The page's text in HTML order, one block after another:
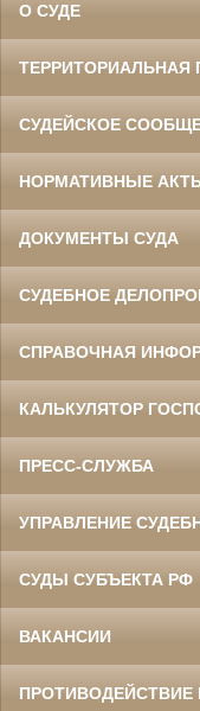
О СУДЕ
ТЕРРИТОРИАЛЬНАЯ
СУДЕЙСКОЕ
НОРМАТИВНЫЕ
ДОКУМЕНТЫ СУДА
СУДЕБНОЕ
СПРАВОЧНАЯ
КАЛЬКУЛЯТОР
ПРЕСС-СЛУЖБА
УПРАВЛЕНИЕ
СУДЫ СУБЪЕКТА РФ
ВАКАНСИИ
ПРОТИВОДЕЙСТВИЕ